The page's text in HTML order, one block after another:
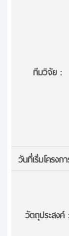
ทีมวิจัย :
วันที่เริ่มโครงก
วัตถุประสงค์ :